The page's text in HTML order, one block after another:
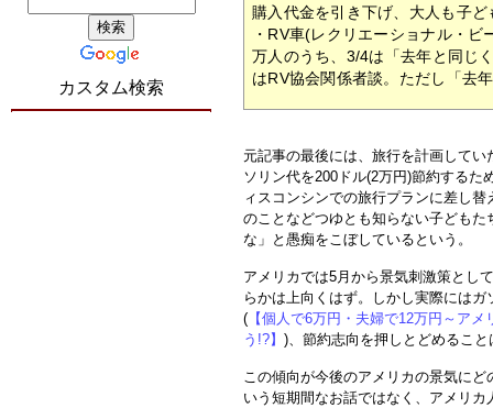
購入代金を引き下げ、大人も子
・RV車(レクリエーショナル・
万人のうち、3/4は「去年と同じ
はRV協会関係者談。ただし「去
元記事の最後には、旅行を計画して
ソリン代を200ドル(2万円)節約する
ィスコンシンでの旅行プランに差し
のことなどつゆとも知らない子ども
な」と愚痴をこぼしているという。
アメリカでは5月から景気刺激策とし
らかは上向くはず。しかし実際には
( 【個人で6万円・夫婦で12万円～ア
う!?】 )、節約志向を押しとどめるこ
この傾向が今後のアメリカの景気に
いう短期間なお話ではなく、アメリ
カスタム検索